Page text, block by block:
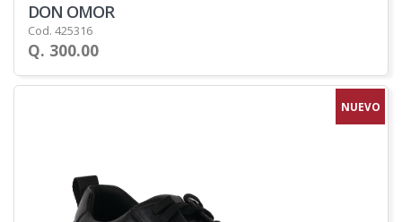
DON OMOR
Cod. 425316
Q. 300.00
NUEVO